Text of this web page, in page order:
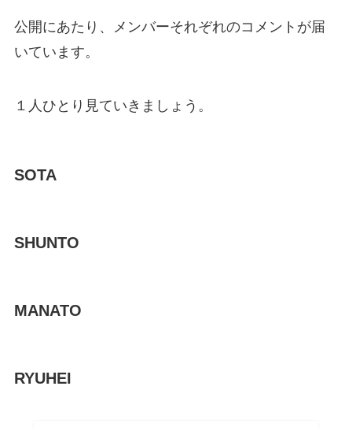
公開にあたり、メンバーそれぞれのコメントが届
いています。
１人ひとり見ていきましょう。
SOTA
SHUNTO
MANATO
RYUHEI